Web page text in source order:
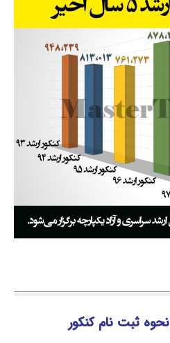
نحوه ثبت نام کنکور